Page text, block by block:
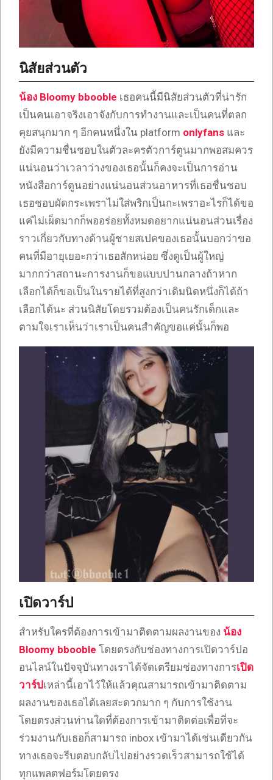
นิสัยส่วนตัว
น้อง Bloomy bbooble เธอคนนี้มีนิสัยส่วนตัวที่น่ารัก
เป็นคนเอาจริงเอาจังกับการทำงานและเป็นคนที่ตลก
คุยสนุกมาก ๆ อีกคนหนึ่งใน platform onlyfans และ
ยังมีความชื่นชอบในตัวละครตัวการ์ตูนมากพอสมควร
แน่นอนว่าเวลาว่างของเธอนั้นก็คงจะเป็นการอ่าน
หนังสือการ์ตูนอย่างแน่นอนส่วนอาหารที่เธอชื่นชอบ
เธอชอบผัดกระเพราไม่ใส่พริกเป็นกะเพราอะไรก็ได้ขอ
แค่ไม่เผ็ดมากก็พออร่อยทั้งหมดอยากแน่นอนส่วนเรื่อง
ราวเกี่ยวกับทางด้านผู้ชายสเปคของเธอนั้นบอกว่าขอ
คนที่มีอายุเยอะกว่าเธอสักหน่อย ซึ่งดูเป็นผู้ใหญ่
มากกว่าสถานะการงานก็ขอแบบปานกลางถ้าหาก
เลือกได้ก็ขอเป็นในรายได้ที่สูงกว่าเดิมนิดหนึ่งก็ได้ถ้า
เลือกได้นะ ส่วนนิสัยโดยรวมต้องเป็นคนรักเด็กและ
ตามใจเราเห็นว่าเราเป็นคนสำคัญขอแค่นั้นก็พอ
เปิดวาร์ป
สำหรับใครที่ต้องการเข้ามาติดตามผลงานของ น้อง
Bloomy bbooble โดยตรงกับช่องทางการเปิดวาร์ปอ
อนไลน์ในปัจจุบันทางเราได้จัดเตรียมช่องทางการเปิด
วาร์ปเหล่านี้เอาไว้ให้แล้วคุณสามารถเข้ามาติดตาม
ผลงานของเธอได้เลยสะดวกมาก ๆ กับการใช้งาน
โดยตรงส่วนท่านใดที่ต้องการเข้ามาติดต่อเพื่อที่จะ
ร่วมงานกับเธอก็สามารถ inbox เข้ามาได้เช่นเดียวกัน
ทางเธอจะรีบตอบกลับไปอย่างรวดเร็วสามารถใช้ได้
ทุกแพลตฟอร์มโดยตรง